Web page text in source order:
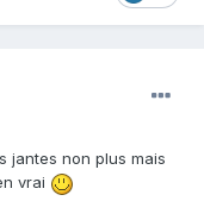
jantes non plus mais
vrai